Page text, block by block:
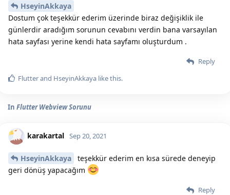
HseyinAkkaya
Dostum çok teşekkür ederim üzerinde biraz değişiklik ile
günlerdir aradığım sorunun cevabını verdin bana varsayılan
hata sayfası yerine kendi hata sayfamı oluşturdum .
Reply
Flutterand HseyinAkkaya like this.
In Flutter Webview Sorunu
karakartal Sep 20, 2021
HseyinAkkaya
teşekkür ederim en kısa sürede deneyip
geri dönüş yapacağım
Reply